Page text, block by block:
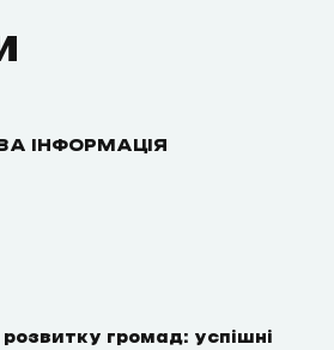
ІНФОРМАЦІЯ
розвитку громад: успішні